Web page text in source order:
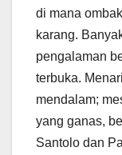
di mana
karang.
pengalaman
terbuka.
mendalam;
yang ganas,
Santolo dan